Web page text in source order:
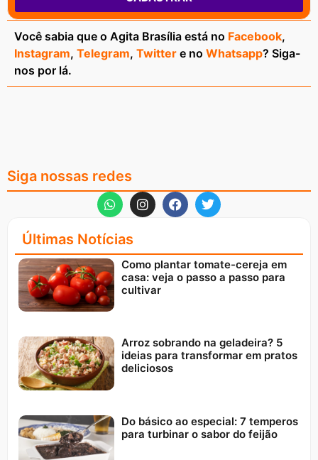
Você sabia que o Agita Brasília está no Facebook,
Instagram, Telegram, Twitter e no Whatsapp? Siga-
nos por lá.
Siga nossas redes
Últimas Notícias
Como plantar tomate-cereja em
casa: veja o passo a passo para
cultivar
Arroz sobrando na geladeira? 5
ideias para transformar em pratos
deliciosos
Do básico ao especial: 7 temperos
para turbinar o sabor do feijão